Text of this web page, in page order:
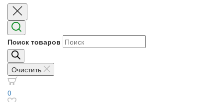
Поиск товаров
Очистить
0